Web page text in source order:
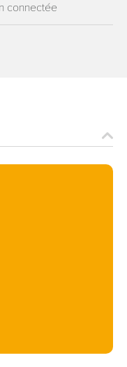
connectée